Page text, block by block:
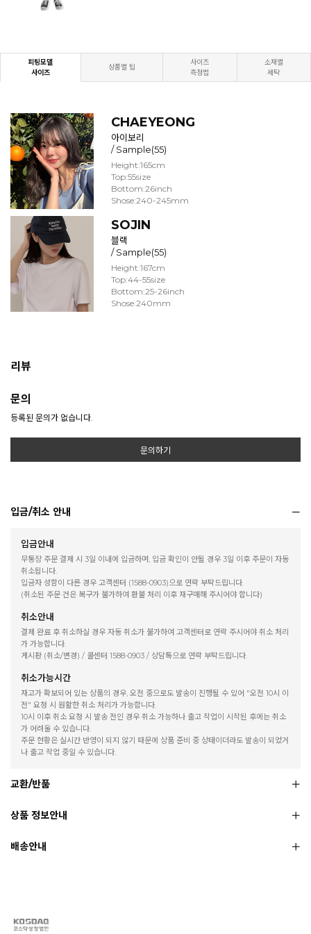
피팅모델
사이즈
상품별 팁
사이즈
측정법
소재별
세탁
CHAEYEONG
아이보리
/ Sample(55)
Height:165cm
Top:55size
Bottom:26inch
Shose:240-245mm
SOJIN
블랙
/ Sample(55)
Height:167cm
Top:44-55size
Bottom:25-26inch
Shose:240mm
리뷰
문의
등록된 문의가 없습니다.
문의하기
입금/취소 안내
입금안내
무통장 주문 결제 시 3일 이내에 입금하며, 입금 확인이 안될 경우 3일 이후 주문이 자동
취소됩니다.
입금자 성함이 다른 경우 고객센터 (1588-0903)으로 연락 부탁드립니다.
(취소된 주문 건은 복구가 불가하여 환불 처리 이후 재구매해 주시어야 합니다)
취소안내
결제 완료 후 취소하실 경우 자동 취소가 불가하여 고객센터로 연락 주시어야 취소 처리
가 가능합니다.
게시판 (취소/변경) / 콜센터 1588-0903 / 상담톡으로 연락 부탁드립니다.
취소가능시간
재고가 확보되어 있는 상품의 경우, 오전 중으로도 발송이 진행될 수 있어 "오전 10시 이
전" 요청 시 원활한 취소 처리가 가능합니다.
10시 이후 취소 요청 시 발송 전인 경우 취소 가능하나 출고 작업이 시작된 후에는 취소
가 어려울 수 있습니다.
주문 현황은 실시간 반영이 되지 않기 때문에 상품 준비 중 상태이더라도 발송이 되었거
나 출고 작업 중일 수 있습니다.
교환/반품
상품 정보안내
배송안내